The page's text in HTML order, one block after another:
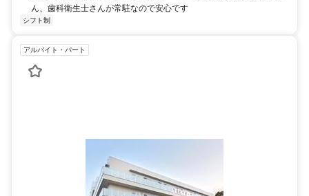
ん、歯科衛生士さんが常駐なので安心です
シフト制
アルバイト・パート